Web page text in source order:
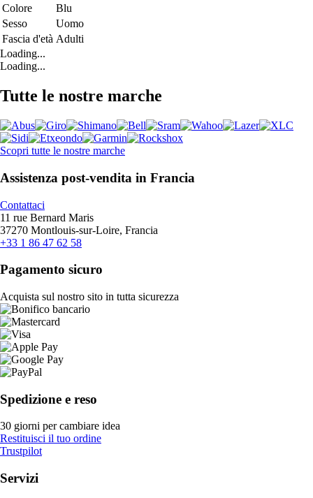
Colore
Blu
Sesso
Uomo
Fascia d'età Adulti
Loading...
Loading...
Tutte le nostre marche
Scopri tutte le nostre marche
Assistenza post-vendita in Francia
Contattaci
11 rue Bernard Maris
37270 Montlouis-sur-Loire, Francia
+33 1 86 47 62 58
Pagamento sicuro
Acquista sul nostro sito in tutta sicurezza
Spedizione e reso
30 giorni per cambiare idea
Restituisci il tuo ordine
Trustpilot
Servizi